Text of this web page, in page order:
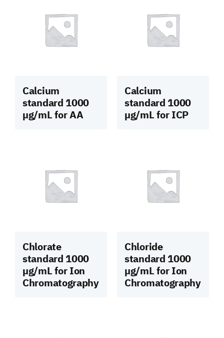
Calcium
standard 1000
µg/mL for AA
Calcium
standard 1000
µg/mL for ICP
Chlorate
standard 1000
µg/mL for Ion
Chromatography
Chloride
standard 1000
µg/mL for Ion
Chromatography